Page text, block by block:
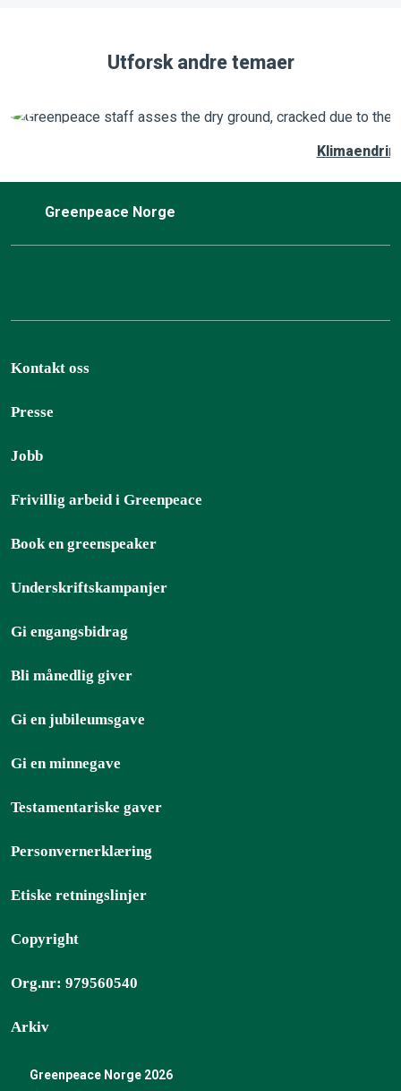
Utforsk andre temaer
Greenpeace Norge
Kontakt oss
Presse
Jobb
Frivillig arbeid i Greenpeace
Book en greenspeaker
Underskriftskampanjer
Gi engangsbidrag
Bli månedlig giver
Gi en jubileumsgave
Gi en minnegave
Testamentariske gaver
Personvernerklæring
Etiske retningslinjer
Copyright
Org.nr: 979560540
Arkiv
Greenpeace Norge 2026